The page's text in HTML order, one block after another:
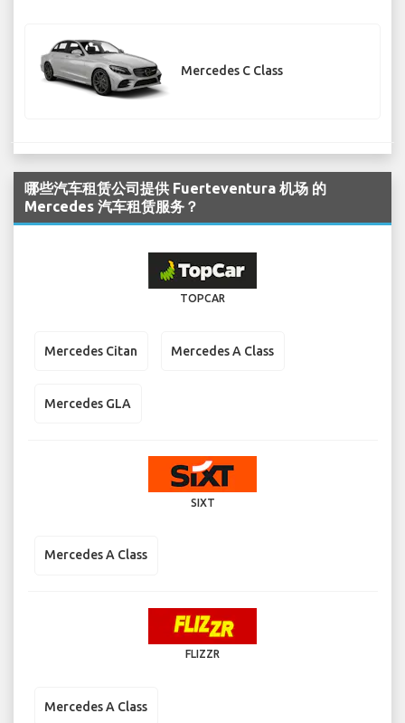
Mercedes C Class
哪些汽车租赁公司提供 Fuerteventura 机场 的
Mercedes 汽车租赁服务？
TOPCAR
Mercedes Citan Mercedes A Class
Mercedes GLA
SIXT
Mercedes A Class
FLIZZR
Mercedes A Class